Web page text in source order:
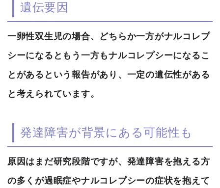
遺伝要因
一卵性双生児の場合、どちらか一方がナルコレプ
シーになるともう一方もナルコレプシーになるこ
とがあるという報告があり、一定の遺伝性がある
と考えられています。
発達障害が背景にある可能性も
原因はまだ研究段階ですが、発達障害を抱える方
の多くが過眠症やナルコレプシーの症状を抱えて